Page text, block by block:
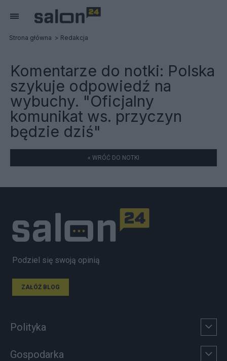
Strona główna Redakcja
Komentarze do notki: Polska
szykuje odpowiedź na
wybuchy. "Oficjalny
komunikat ws. przyczyn
będzie dziś"
« WRÓĆ DO NOTKI
Podziel się swoją opinią
ZAŁÓŻ BLOG
Polityka
Gospodarka